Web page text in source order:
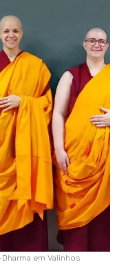
em Valinhos